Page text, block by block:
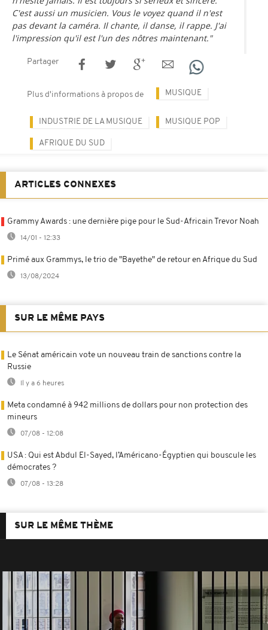
C'est aussi un musicien. Vous le voyez quand il n'est
pas devant la caméra. Il chante, il danse, il rappe. J'ai
l'impression qu'il est l'un des nôtres maintenant."
Partager
Plus d'informations à propos de MUSIQUE
INDUSTRIE DE LA MUSIQUE MUSIQUE POP
AFRIQUE DU SUD
ARTICLES CONNEXES
Grammy Awards : une dernière pige pour le Sud-Africain Trevor Noah
14/01 - 12:33
Primé aux Grammys, le trio de "Bayethe" de retour en Afrique du Sud
13/08/2024
SUR LE MÊME PAYS
Le Sénat américain vote un nouveau train de sanctions contre la
Russie
Il y a 6 heures
Meta condamné à 942 millions de dollars pour non protection des
mineurs
07/08 - 12:08
USA : Qui est Abdul El-Sayed, l’Américano-Égyptien qui bouscule les
démocrates ?
07/08 - 13:28
SUR LE MÊME THÈME